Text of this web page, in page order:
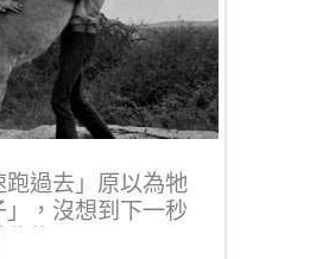
過去」原以為牠
，沒想到下一秒
拔不開！